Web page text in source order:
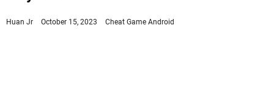
Huan Jr October 15, 2023 Cheat Game Android